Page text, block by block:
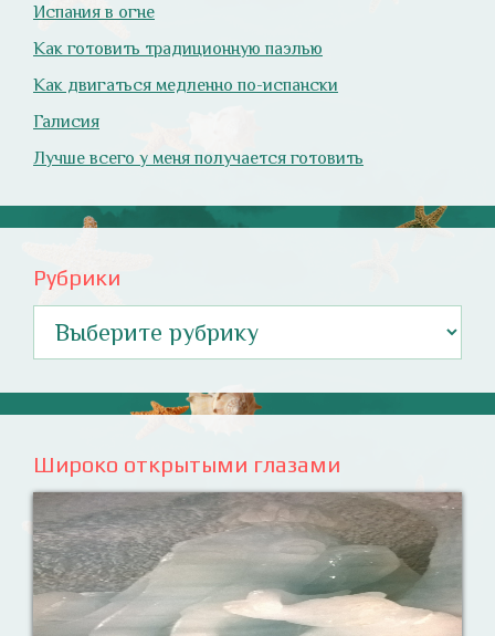
Испания в огне
Как готовить традиционную паэлью
Как двигаться медленно по-испански
Галисия
Лучше всего у меня получается готовить
Рубрики
Широко открытыми глазами